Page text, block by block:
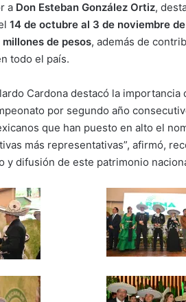
a Don Esteban González Ortiz,
14 de octubre al 3 de noviembre
de pesos, además de
todo el país.
Cardona destacó la
por segundo año
que han puesto en alto el
más representativas”, afirmó,
y difusión de este patrimonio